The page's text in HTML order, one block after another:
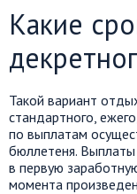
Какие
Такой вариант
стандартного,
по выплатам
бюллетеня.
в первую
момента